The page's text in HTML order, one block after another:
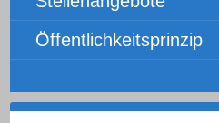
Öffentlichkeitsprinzip